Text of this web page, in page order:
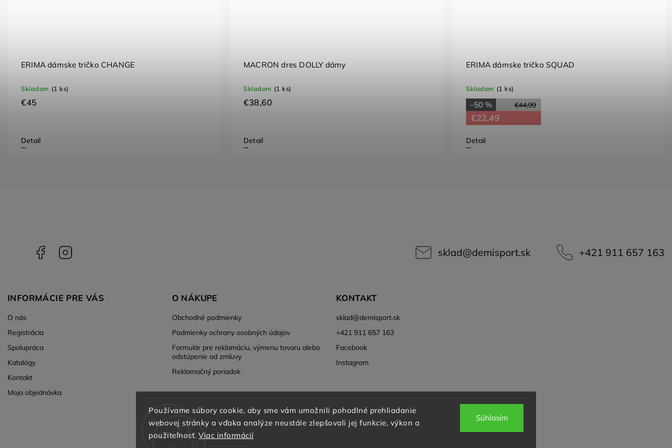
Používame súbory cookie, aby sme vám umožnili pohodlné prehliadanie
webovej stránky a vďaka analýze neustále zlepšovali jej funkcie, výkon a
použiteľnosť. Viac informácií
Súhlasím
ERIMA dámske tričko CHANGE
Skladom (1 ks)
€45
Detail
MACRON dres DOLLY dámy
Skladom (1 ks)
€38,60
Detail
ERIMA dámske tričko SQUAD
Skladom (1 ks)
€44,99
–50 %
€22,49
Detail
Facebook sklad@demisport.sk +421 911 657 163
INFORMÁCIE PRE VÁS
O nás
Registrácia
Spolupráca
Katalógy
Kontakt
Moja objednávka
O NÁKUPE
Obchodné podmienky
Podmienky ochrany osobných údajov
Formulár pre reklamáciu, výmenu tovaru alebo
odstúpenie od zmluvy
Reklamačný poriadok
KONTAKT
sklad@demisport.sk
+421 911 657 163
Facebook
Instagram